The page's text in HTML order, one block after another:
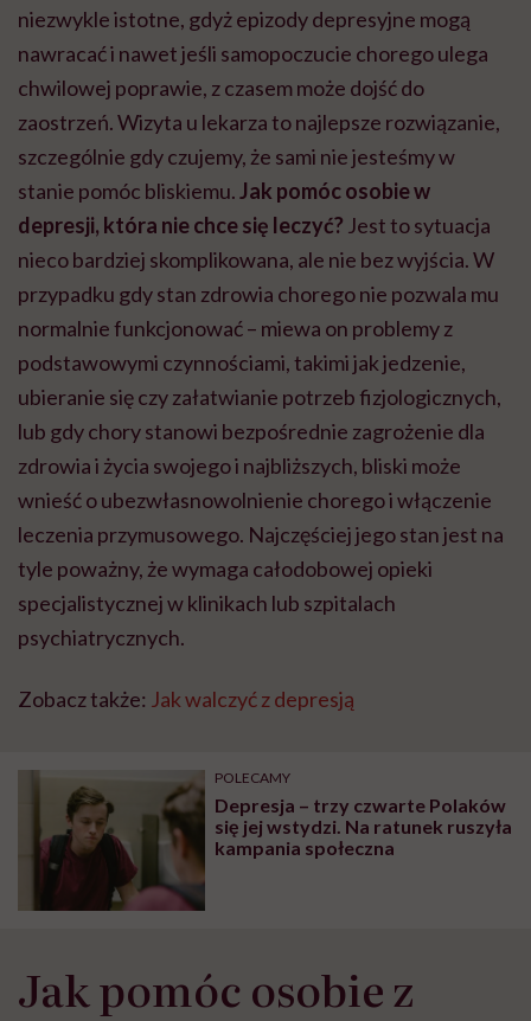
niezwykle istotne, gdyż epizody depresyjne mogą
nawracać i nawet jeśli samopoczucie chorego ulega
chwilowej poprawie, z czasem może dojść do
zaostrzeń. Wizyta u lekarza to najlepsze rozwiązanie,
szczególnie gdy czujemy, że sami nie jesteśmy w
stanie pomóc bliskiemu.Jak pomóc osobie w
depresji, która nie chce się leczyć? Jest to sytuacja
nieco bardziej skomplikowana, ale nie bez wyjścia. W
przypadku gdy stan zdrowia chorego nie pozwala mu
normalnie funkcjonować – miewa on problemy z
podstawowymi czynnościami, takimi jak jedzenie,
ubieranie się czy załatwianie potrzeb fizjologicznych,
lub gdy chory stanowi bezpośrednie zagrożenie dla
zdrowia i życia swojego i najbliższych, bliski może
wnieść o ubezwłasnowolnienie chorego i włączenie
leczenia przymusowego. Najczęściej jego stan jest na
tyle poważny, że wymaga całodobowej opieki
specjalistycznej w klinikach lub szpitalach
psychiatrycznych.
Zobacz także: Jak walczyć z depresją
POLECAMY
Depresja – trzy czwarte Polaków
się jej wstydzi. Na ratunek ruszyła
kampania społeczna
Jak pomóc osobie z